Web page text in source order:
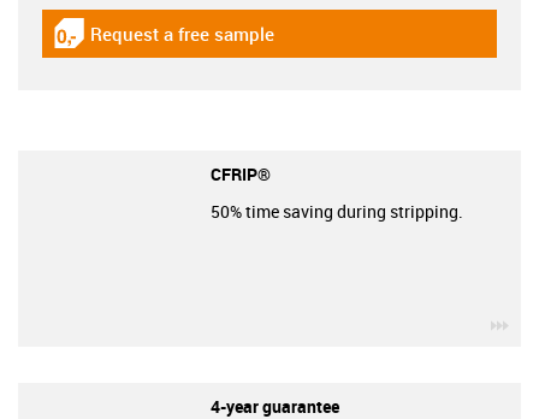
igus-icon-gratismuster
Request a free sample
CFRIP®
50% time saving during stripping.
4-year guarantee